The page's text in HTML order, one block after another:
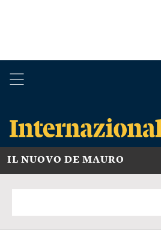
IL NUOVO DE MAURO